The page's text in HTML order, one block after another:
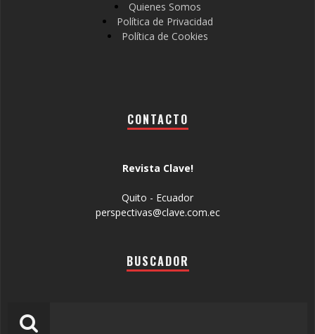
Quienes Somos
Política de Privacidad
Política de Cookies
CONTACTO
Revista Clave!
Quito - Ecuador
perspectivas@clave.com.ec
BUSCADOR